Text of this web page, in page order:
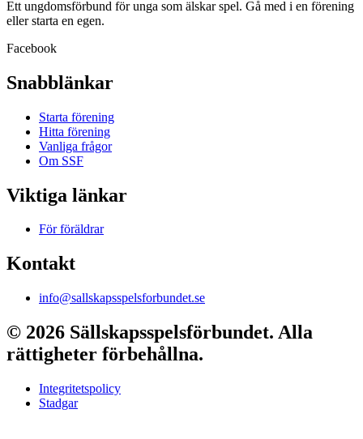
Ett ungdomsförbund för unga som älskar spel. Gå med i en förening
eller starta en egen.
Facebook
Snabblänkar
Starta förening
Hitta förening
Vanliga frågor
Om SSF
Viktiga länkar
För föräldrar
Kontakt
info@sallskapsspelsforbundet.se
© 2026 Sällskapsspelsförbundet. Alla
rättigheter förbehållna.
Integritetspolicy
Stadgar